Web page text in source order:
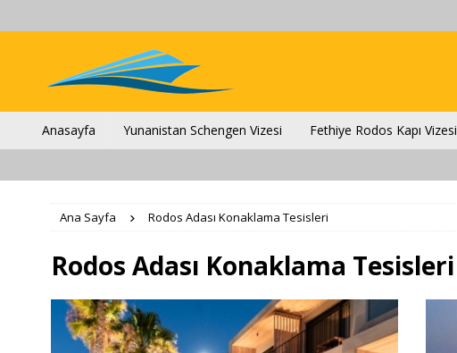
Anasayfa Yunanistan Schengen Vizesi Fethiye Rodos Kapı Vizesi
Ana Sayfa Rodos Adası Konaklama Tesisleri
Rodos Adası Konaklama Tesisleri